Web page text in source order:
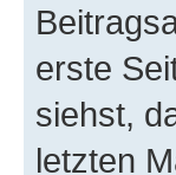
erste
siehst,
letzten